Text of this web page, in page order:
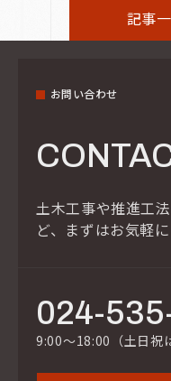
記事
お問い合わせ
土木工事や推進工
ど、 まずはお気軽
024-
9:00～18:00（土日祝